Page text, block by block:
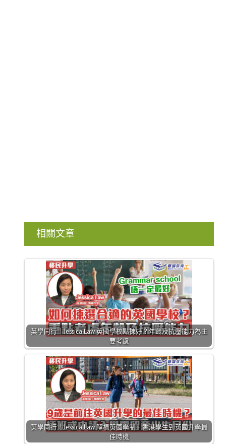
相關文章
英學同行｜Jessica Law 英國學校點揀好？年齡及抗壓能力為主
要考慮
英學同行｜Jessica Law 解構英國學制 + 香港學生到英國升學最
佳時機